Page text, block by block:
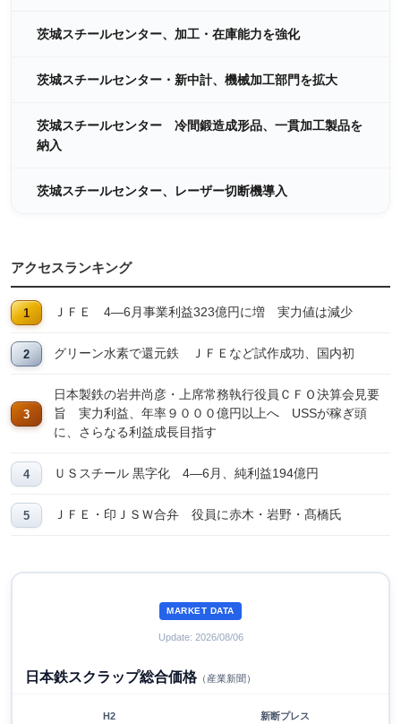
茨城スチールセンター、加工・在庫能力を強化
茨城スチールセンター・新中計、機械加工部門を拡大
茨城スチールセンター 冷間鍛造成形品、一貫加工製品を
納入
茨城スチールセンター、レーザー切断機導入
アクセスランキング
ＪＦＥ 4―6月事業利益323億円に増 実力値は減少
グリーン水素で還元鉄 ＪＦＥなど試作成功、国内初
日本製鉄の岩井尚彦・上席常務執行役員ＣＦＯ決算会見要
旨 実力利益、年率９０００億円以上へ USSが稼ぎ頭
に、さらなる利益成長目指す
ＵＳスチール 黒字化 4―6月、純利益194億円
ＪＦＥ・印ＪＳＷ合弁 役員に赤木・岩野・髙橋氏
MARKET DATA
Update: 2026/08/06
日本鉄スクラップ総合価格（産業新聞）
H2 新断プレス